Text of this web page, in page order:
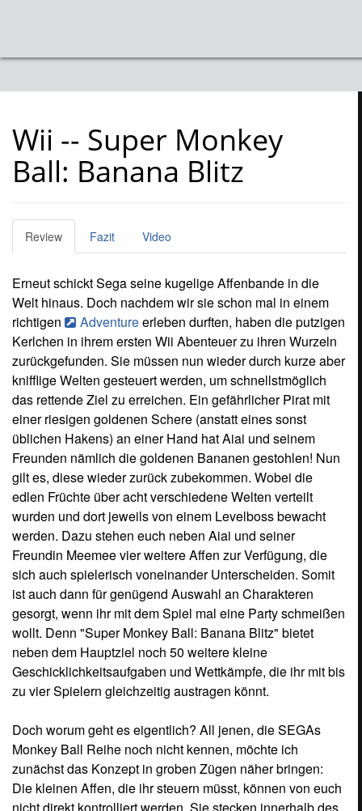
zurückgefunden. Sie müssen nun wieder durch kurze aber
das rettende Ziel zu erreichen. Ein gefährlicher Pirat mit
üblichen Hakens) an einer Hand hat Aiai und seinem
Freunden nämlich die goldenen Bananen gestohlen! Nun
gilt es, diese wieder zurück zubekommen. Wobei die
werden. Dazu stehen euch neben Aiai und seiner
Freundin Meemee vier weitere Affen zur Verfügung, die
ist auch dann für genügend Auswahl an Charakteren
gesorgt, wenn ihr mit dem Spiel mal eine Party schmeißen
wollt. Denn "Super Monkey Ball: Banana Blitz" bietet
neben dem Hauptziel noch 50 weitere kleine
Geschicklichkeitsaufgaben und Wettkämpfe, die ihr mit bis
zu vier Spielern gleichzeitig austragen könnt.
Doch worum geht es eigentlich? All jenen, die SEGAs
Monkey Ball Reihe noch nicht kennen, möchte ich
zunächst das Konzept in groben Zügen näher bringen:
Die kleinen Affen, die ihr steuern müsst, können von euch
nicht direkt kontrolliert werden. Sie stecken innerhalb des
Hauptspieles in durchsichtigen Kugeln und müssen durch
die Welten balanciert werden, indem ihr gleich die ganze
Umgebung kippt, in der sie sich befinden. Daraufhin rollen
sie, in ihrer Kugel laufend, in die entsprechende Richtung
los und können auch nur so durch die teils kniffligen
Passagen hindurchgeführt werden. Ein Absturz über den
Rand hinaus hätte tödliche Folgen, weshalb euch diese
Aufgabe eine Menge Geschick abverlangt. Ziel dabei ist
es, den Ausgang der Level innerhalb eines recht knappen
Zeitlimits zu erreichen.
Es geht Level für Level voran